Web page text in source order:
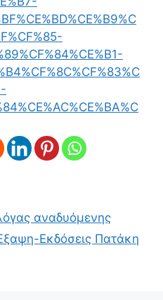
αναδυόμενης
Εκδόσεις Πατάκη